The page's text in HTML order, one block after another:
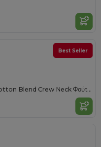
Best Seller
B&C Premium Cotton Blend Crew Neck Φούτερ